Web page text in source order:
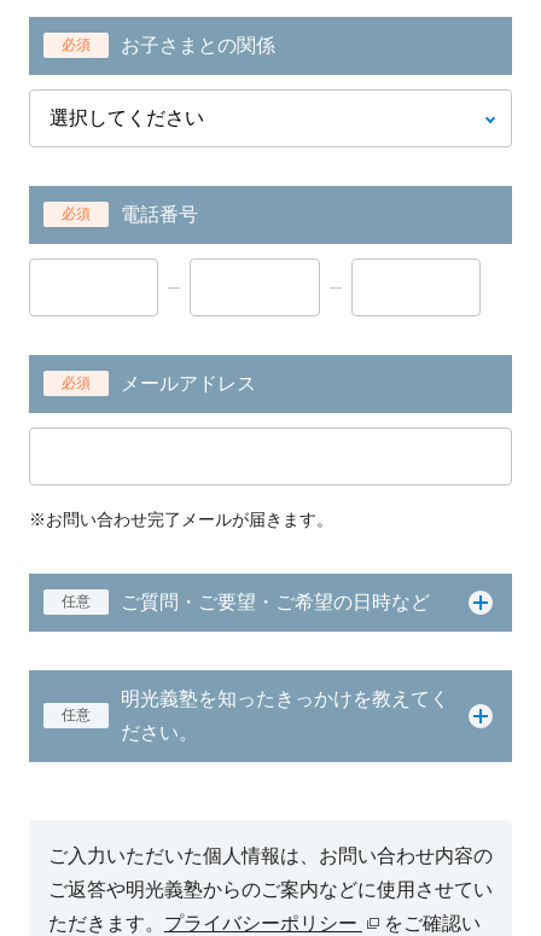
必須 お子さまとの関係
必須 電話番号
必須 メールアドレス
※お問い合わせ完了メールが届きます。
任意 ご質問・ご要望・ご希望の日時など
任意
明光義塾を知ったきっかけを教えてく
ださい。
ご入力いただいた個人情報は、お問い合わせ内容の
ご返答や明光義塾からのご案内などに使用させてい
ただきます。 プライバシーポリシー をご確認い